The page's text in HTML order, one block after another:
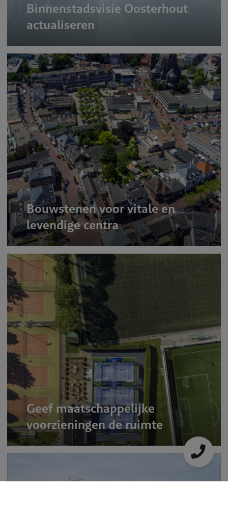
Binnenstadsvisie Oosterhout
actualiseren
Bouwstenen voor vitale en
levendige centra
Geef maatschappelijke
voorzieningen de ruimte